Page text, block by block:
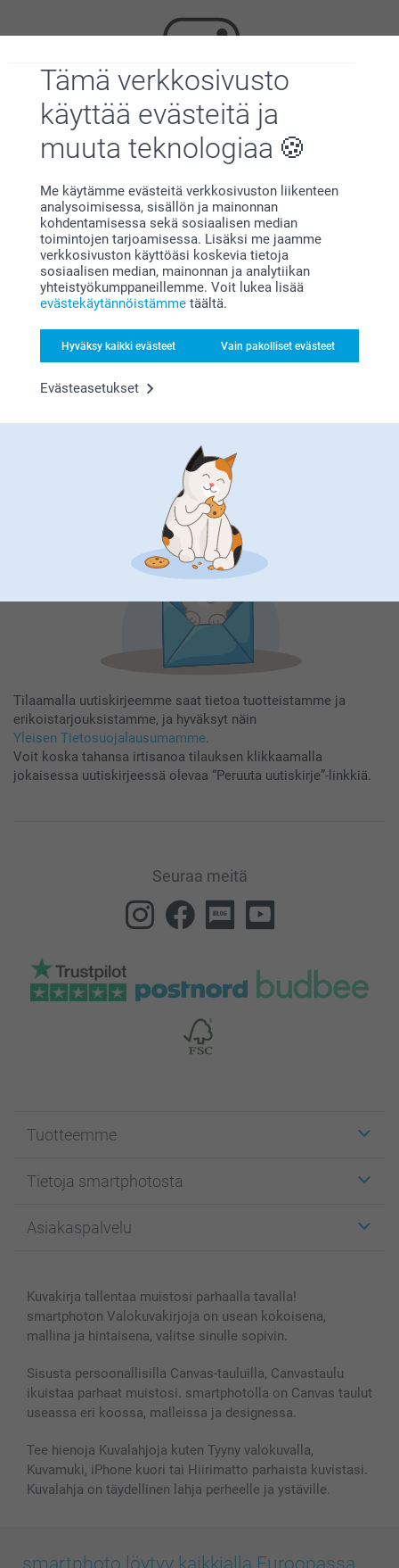
Tämä verkkosivusto
käyttää evästeitä ja
muuta teknologiaa
Me käytämme evästeitä verkkosivuston liikenteen
analysoimisessa, sisällön ja mainonnan
kohdentamisessa sekä sosiaalisen median
toimintojen tarjoamisessa. Lisäksi me jaamme
verkkosivuston käyttöäsi koskevia tietoja
sosiaalisen median, mainonnan ja analytiikan
yhteistyökumppaneillemme. Voit lukea lisää
evästekäytännöistämme täältä.
Hyväksy kaikki evästeet Vain pakolliset evästeet
Evästeasetukset
Etsitkö inspiraatiota?
Olemme täällä sinun vuoksesi
Tilaamalla uutiskirjeemme saat tietoa tuotteistamme ja
erikoistarjouksistamme, ja hyväksyt näin
Yleisen Tietosuojalausumamme.
Voit koska tahansa irtisanoa tilauksen klikkaamalla
jokaisessa uutiskirjeessä olevaa “Peruuta uutiskirje”-linkkiä.
Seuraa meitä
Tuotteemme
Kuvakortit
Kuvakirjat
Kännykkä & Tabletti
MyNameBook
Valokuvakehykset & Lisätarvikkeet
Lahjakortti
Kaikki kuvatuotteet
Tietoja smartphotosta
Affiliate ohjelma
Sivukartta
Ehdot/takuut
Asiakaspalvelu
smartbonus
Hinnat & maksutavat
Kuvakirja tallentaa muistosi parhaalla tavalla!
smartphoton Valokuvakirjoja on usean kokoisena,
mallina ja hintaisena, valitse sinulle sopivin.
Sisusta persoonallisilla Canvas-tauluilla, Canvastaulu
ikuistaa parhaat muistosi. smartphotolla on Canvas taulut
useassa eri koossa, malleissa ja designessa.
Tee hienoja Kuvalahjoja kuten Tyyny valokuvalla,
Kuvamuki, iPhone kuori tai Hiirimatto parhaista kuvistasi.
Kuvalahja on täydellinen lahja perheelle ja ystäville.